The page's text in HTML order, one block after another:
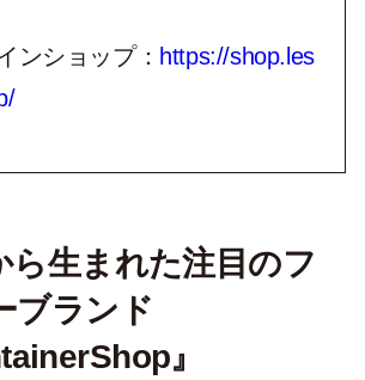
ンショップ： https://shop.les
ら生まれた注目のフ
ブランド
』